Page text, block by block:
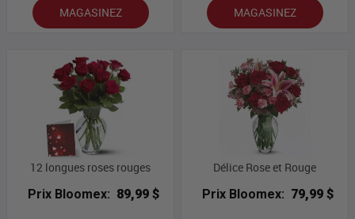
MAGASINEZ MAGASINEZ
12 longues roses rouges
Prix Bloomex: 89,99 $
Délice Rose et Rouge
Prix Bloomex: 79,99 $